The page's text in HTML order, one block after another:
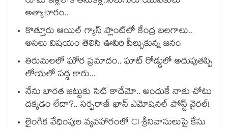
అత్యాచారం..
కొత్తూరు ఆయిల్ గ్యాస్⁪ ప్లాంట్⁫లో కేంద్ర బలగాలు..
అసలు విషయం తెలిసి ఊపిరి పీల్చుకున్న జనం
తిరుమలలో ఘోర ప్రమాదం.. ఘాట్ రోడ్డులో అదుపుతప్పి
లోయలో పడ్డ కారు...
నేను భారత జట్టుకు సెట్ కాదేమో.. అందుకే నాకు చోటు
దక్కడం లేదా?.. సర్ఫరాజ్ ఖాన్ ఎమోషనల్ పోస్ట్ వైరల్!
లైంగిక వేధింపుల వ్యవహారంలో CI శ్రీనివాసులుపై కేసు